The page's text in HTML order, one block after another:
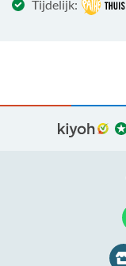
Tijdelijk: